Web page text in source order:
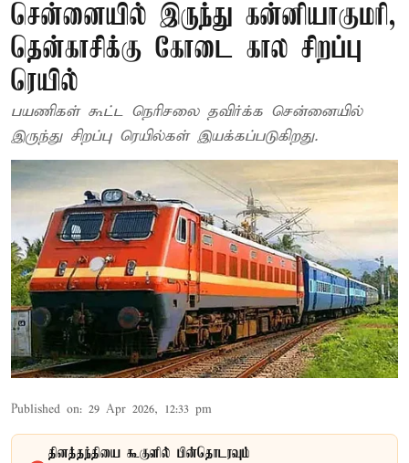
சென்னையில் இருந்து கன்னியாகுமரி,
தென்காசிக்கு கோடை கால சிறப்பு
ரெயில்
பயணிகள் கூட்ட நெரிசலை தவிர்க்க சென்னையில்
இருந்து சிறப்பு ரெயில்கள் இயக்கப்படுகிறது.
Published on: 29 Apr 2026, 12:33 pm
தினத்தந்தியை கூகுளில் பின்தொடரவும்